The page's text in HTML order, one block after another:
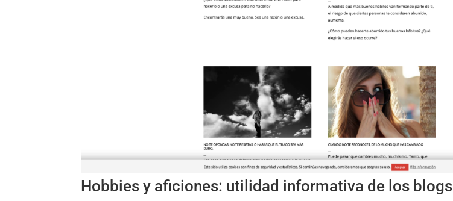
Hobbies y aficiones: utilidad informativa de los blogs